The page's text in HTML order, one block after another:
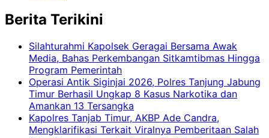
Berita Terikini
Silahturahmi Kapolsek Geragai Bersama Awak
Media, Bahas Perkembangan Sitkamtibmas Hingga
Program Pemerintah
Operasi Antik Siginjai 2026, Polres Tanjung Jabung
Timur Berhasil Ungkap 8 Kasus Narkotika dan
Amankan 13 Tersangka
Kapolres Tanjab Timur, AKBP Ade Candra,
Mengklarifikasi Terkait Viralnya Pemberitaan Salah